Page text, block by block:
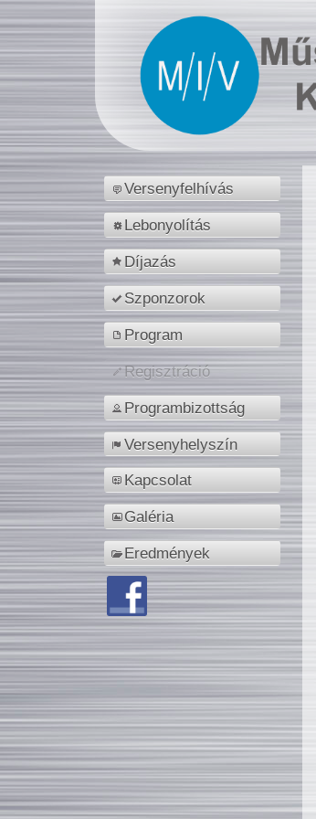
Versenyfelhívás
Lebonyolítás
Díjazás
Szponzorok
Program
Regisztráció
Programbizottság
Versenyhelyszín
Kapcsolat
Galéria
Eredmények